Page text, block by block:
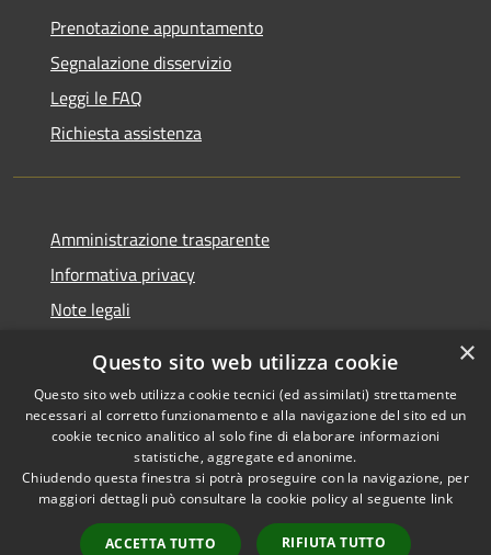
Prenotazione appuntamento
Segnalazione disservizio
Leggi le FAQ
Richiesta assistenza
Amministrazione trasparente
Informativa privacy
Note legali
Accessibilità
Privacy
Copyright © 2026 • Comune di
Fontevivo • Powered by
Municipium•Accesso
redazione
×
Questo sito web utilizza cookie
Questo sito web utilizza cookie tecnici (ed assimilati) strettamente
necessari al corretto funzionamento e alla navigazione del sito ed un
cookie tecnico analitico al solo fine di elaborare informazioni
statistiche, aggregate ed anonime.
Chiudendo questa finestra si potrà proseguire con la navigazione, per
maggiori dettagli può consultare la cookie policy al seguente link
ACCETTA TUTTO RIFIUTA TUTTO